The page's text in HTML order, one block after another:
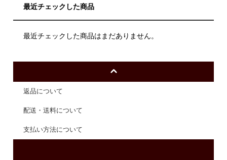
最近チェックした商品
最近チェックした商品はまだありません。
返品について
配送・送料について
支払い方法について